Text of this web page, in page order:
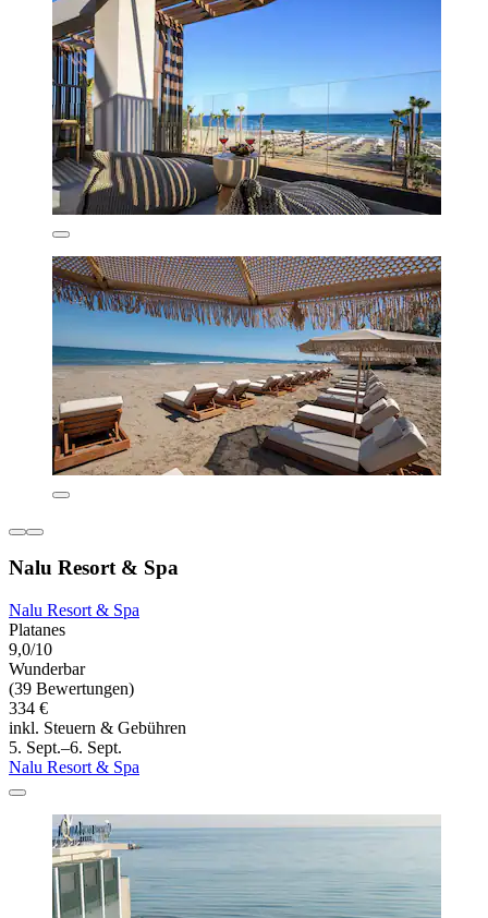
Nalu Resort & Spa
Nalu Resort & Spa
Platanes
9,0/10
Wunderbar
(39 Bewertungen)
334 €
inkl. Steuern & Gebühren
5. Sept.–6. Sept.
Nalu Resort & Spa